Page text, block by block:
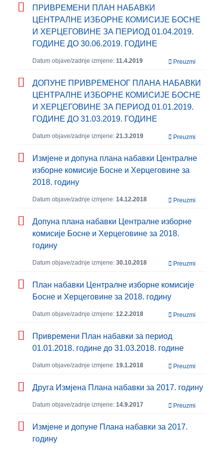
ПРИВРЕМЕНИ ПЛАН НАБАВКИ
ЦЕНТРАЛНЕ ИЗБОРНЕ КОМИСИЈЕ БОСНЕ
И ХЕРЦЕГОВИНЕ ЗА ПЕРИОД 01.04.2019.
ГОДИНЕ ДО 30.06.2019. ГОДИНЕ
Datum objave/zadnje izmjene: 11.4.2019 Preuzmi
ДОПУНЕ ПРИВРЕМЕНОГ ПЛАНА НАБАВКИ
ЦЕНТРАЛНЕ ИЗБОРНЕ КОМИСИЈЕ БОСНЕ
И ХЕРЦЕГОВИНЕ ЗА ПЕРИОД 01.01.2019.
ГОДИНЕ ДО 31.03.2019. ГОДИНЕ
Datum objave/zadnje izmjene: 21.3.2019 Preuzmi
Измјене и допуна плана набавки Централне
изборне комисије Босне и Херцеговине за
2018. годину
Datum objave/zadnje izmjene: 14.12.2018 Preuzmi
Допуна плана набавки Централне изборне
комисије Босне и Херцеговине за 2018.
годину
Datum objave/zadnje izmjene: 30.10.2018 Preuzmi
План набавки Централне изборне комисије
Босне и Херцеговине за 2018. годину
Datum objave/zadnje izmjene: 12.2.2018 Preuzmi
Привремени План набавки за период
01.01.2018. године до 31.03.2018. године
Datum objave/zadnje izmjene: 19.1.2018 Preuzmi
Друга Измјена Плана набавки за 2017. годину
Datum objave/zadnje izmjene: 14.9.2017 Preuzmi
Измјене и допуне Плана набавки за 2017.
годину